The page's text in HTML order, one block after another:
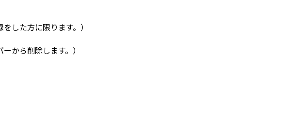
した方に限ります。）
から削除します。）